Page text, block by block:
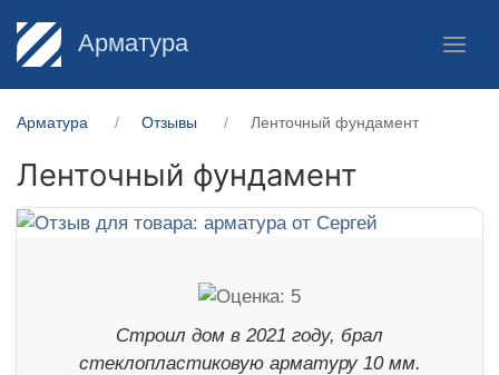
Арматура
Арматура Отзывы Ленточный фундамент
Ленточный фундамент
Строил дом в 2021 году, брал
стеклопластиковую арматуру 10 мм.